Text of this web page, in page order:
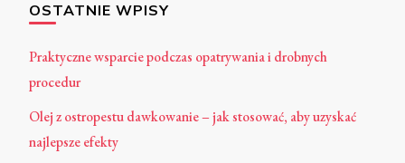
OSTATNIE WPISY
Praktyczne wsparcie podczas opatrywania i drobnych
procedur
Olej z ostropestu dawkowanie – jak stosować, aby uzyskać
najlepsze efekty